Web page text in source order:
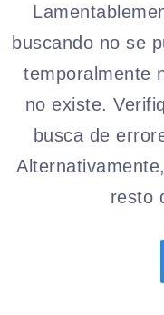
buscando no se
temporalmente
no existe.
busca de
resto